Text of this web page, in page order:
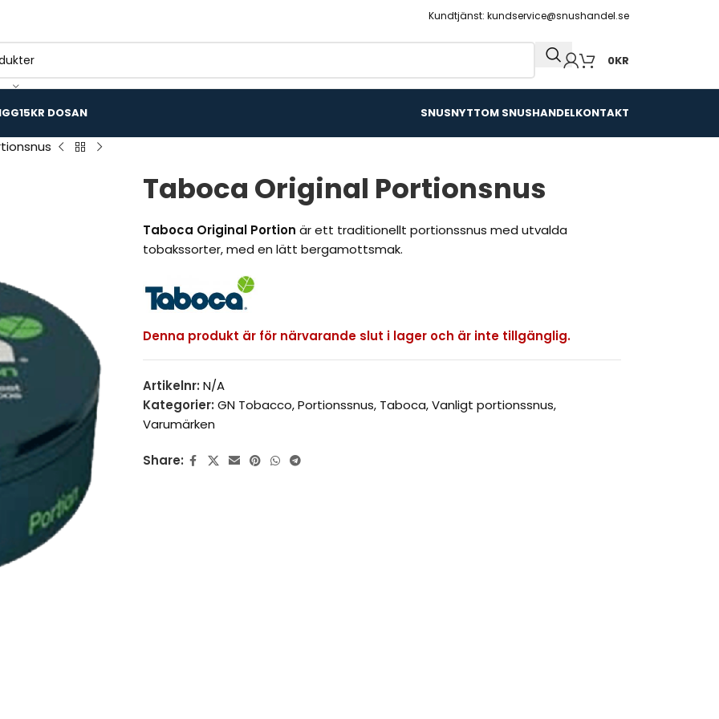
Kundtjänst: kundservice@snushandel.se
0KR
15KR DOSAN SNUSNYTTOM SNUSHANDELKONTAKT
Taboca Original Portionsnus
Taboca Original Portion är ett traditionellt portionssnus med utvalda
tobakssorter, med en lätt bergamottsmak.
Denna produkt är för närvarande slut i lager och är inte tillgänglig.
Artikelnr: N/A
Kategorier: GN Tobacco,Portionssnus, Taboca,Vanligt portionssnus,
Varumärken
Share: